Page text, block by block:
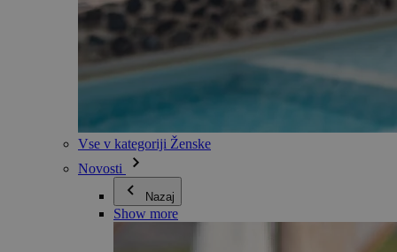
Vse v kategoriji Ženske
Novosti
Nazaj
Show more